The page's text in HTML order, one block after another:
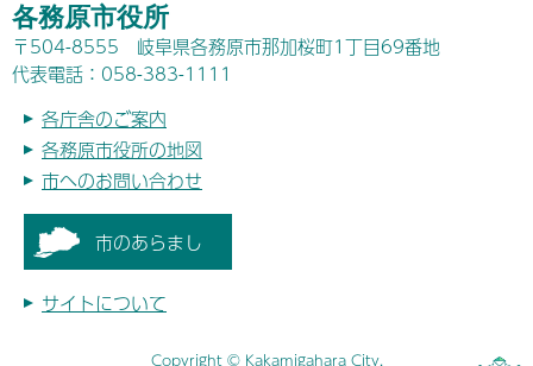
各務原市役所
〒504-8555 岐阜県各務原市那加桜町1丁目69番地
代表電話：058-383-1111
各庁舎のご案内
各務原市役所の地図
市へのお問い合わせ
市のあらまし
サイトについて
Copyright © Kakamigahara City.